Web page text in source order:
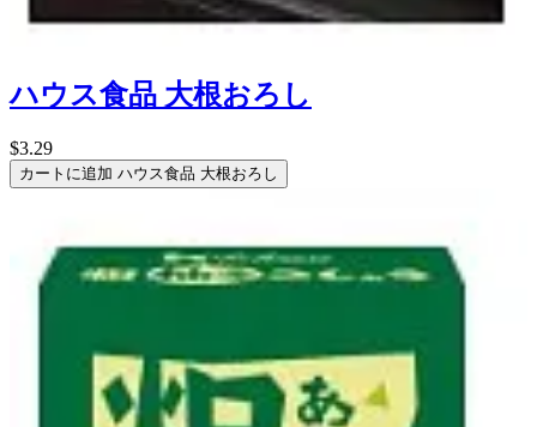
ハウス食品 大根おろし
$3.29
カートに追加 ハウス食品 大根おろし